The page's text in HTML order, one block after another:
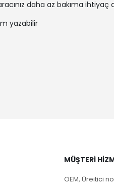
VW |
VW |
VW |
VW |
daha az bakıma ihtiyaç
yazabilir
MÜŞTERI
OEM, Üreitici